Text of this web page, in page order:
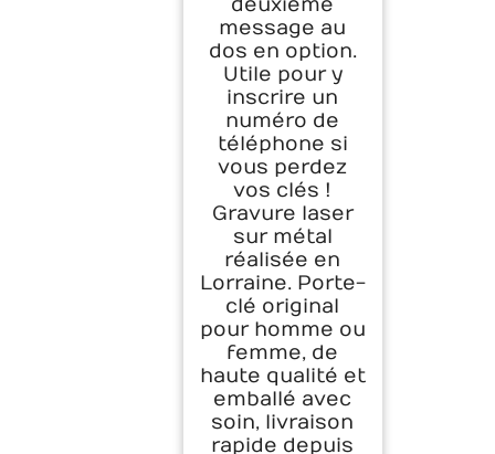
deuxième
message au
dos en option.
Utile pour y
inscrire un
numéro de
téléphone si
vous perdez
vos clés !
Gravure laser
sur métal
réalisée en
Lorraine. Porte-
clé original
pour homme ou
femme, de
haute qualité et
emballé avec
soin, livraison
rapide depuis